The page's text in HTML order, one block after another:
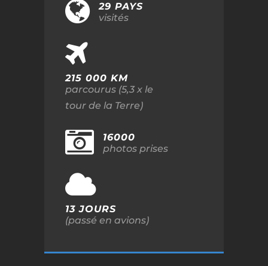
29 PAYS
visités
215 000 KM
parcourus (5,3 x le
tour de la Terre)
16000
photos prises
13 JOURS
(passé en avions)